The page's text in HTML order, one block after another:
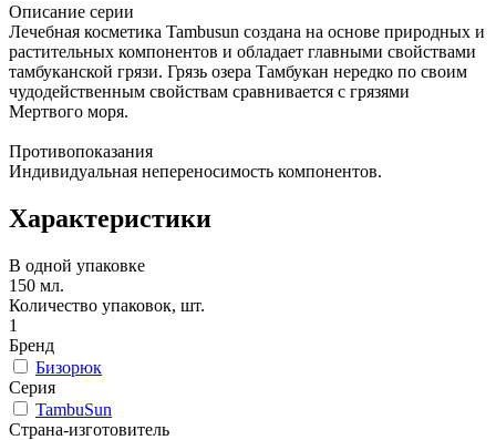
Описание серии
Лечебная косметика Tambusun создана на основе природных и
растительных компонентов и обладает главными свойствами
тамбуканской грязи. Грязь озера Тамбукан нередко по своим
чудодейственным свойствам сравнивается с грязями
Мертвого моря.
Противопоказания
Индивидуальная непереносимость компонентов.
Характеристики
В одной упаковке
150 мл.
Количество упаковок, шт.
1
Бренд
Бизорюк
Серия
TambuSun
Страна-изготовитель